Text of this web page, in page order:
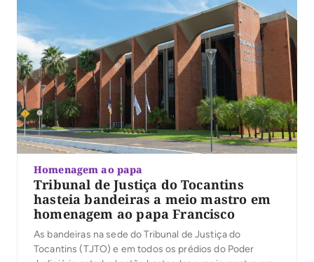
Homenagem ao papa
Tribunal de Justiça do Tocantins
hasteia bandeiras a meio mastro em
homenagem ao papa Francisco
As bandeiras na sede do Tribunal de Justiça do
Tocantins (TJTO) e em todos os prédios do Poder